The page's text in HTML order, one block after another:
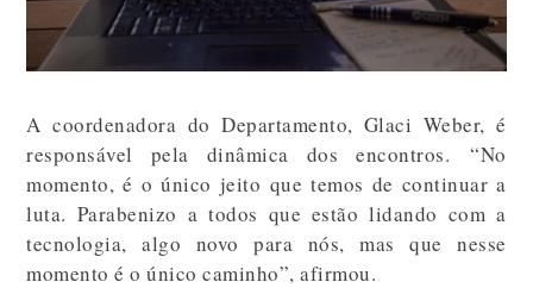
A coordenadora do Departamento, Glaci Weber, é
responsável pela dinâmica dos encontros. “No
momento, é o único jeito que temos de continuar a
luta. Parabenizo a todos que estão lidando com a
tecnologia, algo novo para nós, mas que nesse
momento é o único caminho”, afirmou.